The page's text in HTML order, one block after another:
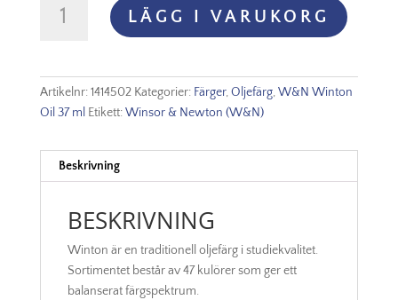
Oljefärg
Permanent
rose
LÄGG I VARUKORG
Artikelnr:1414502 Kategorier: Färger,Oljefärg,W&N Winton
Oil 37 ml Etikett:Winsor & Newton (W&N)
Beskrivning
BESKRIVNING
Winton är en traditionell oljefärg i studiekvalitet.
Sortimentet består av 47 kulörer som ger ett
balanserat färgspektrum.